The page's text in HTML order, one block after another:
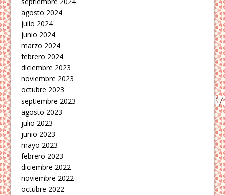
agosto 2024
julio 2024
junio 2024
marzo 2024
febrero 2024
diciembre 2023
noviembre 2023
octubre 2023
septiembre 2023
agosto 2023
julio 2023
junio 2023
mayo 2023
febrero 2023
diciembre 2022
noviembre 2022
octubre 2022